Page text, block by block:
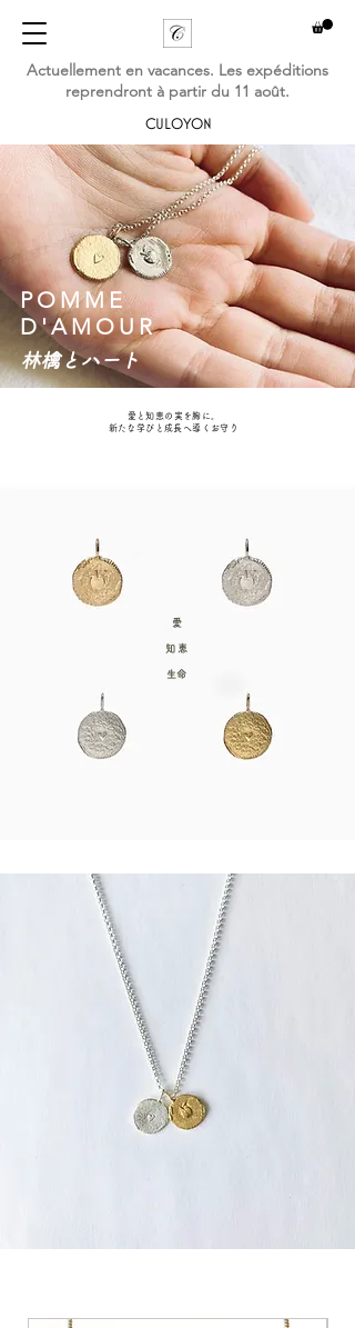
CULOYON
Actuellement en vacances. Les expéditions
reprendront à partir du 11 août.
POMME
D'AMOUR
林檎とハート
愛と知恵の実を胸に。
新たな学びと成長へ導くお守り
愛
知恵
​生命